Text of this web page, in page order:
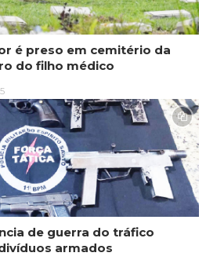
é preso em cemitério da
do filho médico
de guerra do tráfico
armados